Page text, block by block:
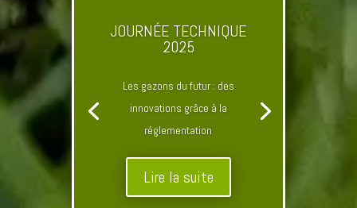
JOURNÉE TECHNIQUE
2025
Les gazons du futur : des
innovations grâce à la
réglementation
Lire la suite